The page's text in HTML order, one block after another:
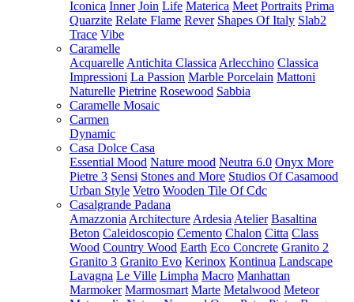
Iconica Inner Join Life Materica Meet Portraits Prima
Quarzite Relate Flame Rever Shapes Of Italy Slab2
Trace Vibe
Caramelle
Acquarelle Antichita Classica Arlecchino Classica
Impressioni La Passion Marble Porcelain Mattoni
Naturelle Pietrine Rosewood Sabbia
Caramelle Mosaic
Carmen
Dynamic
Casa Dolce Casa
Essential Mood Nature mood Neutra 6.0 Onyx More
Pietre 3 Sensi Stones and More Studios Of Casamood
Urban Style Vetro Wooden Tile Of Cdc
Casalgrande Padana
Amazzonia Architecture Ardesia Atelier Basaltina
Beton Caleidoscopio Cemento Chalon Citta Class
Wood Country Wood Earth Eco Concrete Granito 2
Granito 3 Granito Evo Kerinox Kontinua Landscape
Lavagna Le Ville Limpha Macro Manhattan
Marmoker Marmosmart Marte Metalwood Meteor